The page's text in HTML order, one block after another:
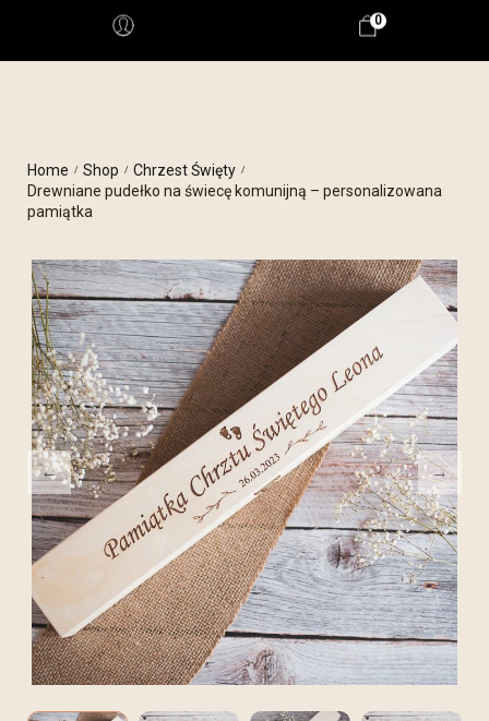
0
Home / Shop / Chrzest Święty /
Drewniane pudełko na świecę komunijną – personalizowana
pamiątka